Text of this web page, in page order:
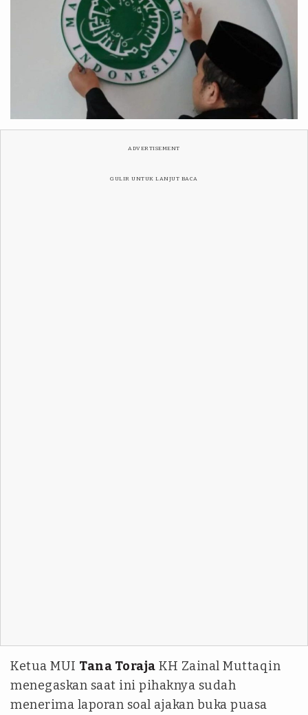
ADVERTISEMENT
GULIR UNTUK LANJUT BACA
Ketua MUI Tana Toraja KH Zainal Muttaqin
menegaskan saat ini pihaknya sudah
menerima laporan soal ajakan buka puasa